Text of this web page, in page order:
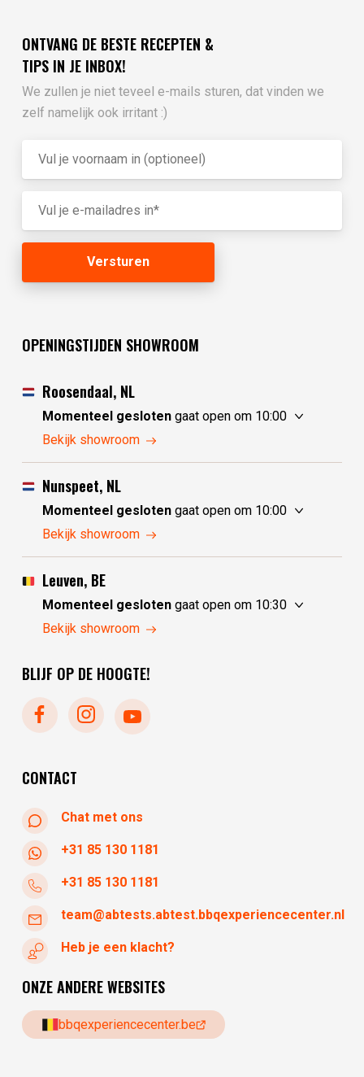
ONTVANG DE BESTE RECEPTEN &
TIPS IN JE INBOX!
We zullen je niet teveel e-mails sturen, dat vinden we
zelf namelijk ook irritant :)
OPENINGSTIJDEN SHOWROOM
Roosendaal, NL
Momenteel geslotengaat open om 10:00
vrijdag
zaterdag
10:00 - 17:30
zondag
maandag
10:00 - 17:30
dinsdag
Bekijk showroom
Nunspeet, NL
Momenteel geslotengaat open om 10:00
vrijdag
zaterdag
10:00 - 17:30
zondag
maandag
gesloten
dinsdag
Bekijk showroom
Leuven, BE
Momenteel geslotengaat open om 10:30
vrijdag
zondag
dinsdag
woensdag
Bekijk showroom
BLIJF OP DE HOOGTE!
CONTACT
Chat met ons
+31 85 130 1181
+31 85 130 1181
team@abtests.abtest.bbqexperiencecenter.nl
Heb je een klacht?
ONZE ANDERE WEBSITES
bbqexperiencecenter.be